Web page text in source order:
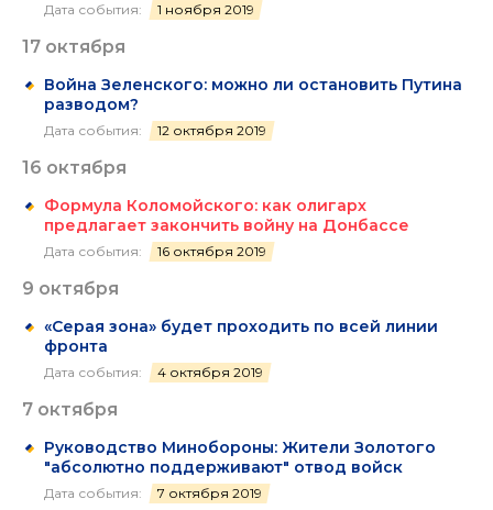
Дата события: 1 ноября 2019
17 октября
Война Зеленского: можно ли остановить Путина
разводом?
Дата события: 12 октября 2019
16 октября
Формула Коломойского: как олигарх
предлагает закончить войну на Донбассе
Дата события: 16 октября 2019
9 октября
«Серая зона» будет проходить по всей линии
фронта
Дата события: 4 октября 2019
7 октября
Руководство Минобороны: Жители Золотого
"абсолютно поддерживают" отвод войск
Дата события: 7 октября 2019